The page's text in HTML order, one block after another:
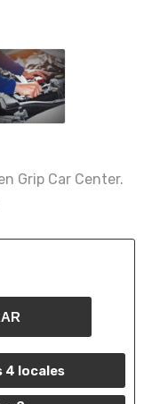
Grip Car Center.
4 locales